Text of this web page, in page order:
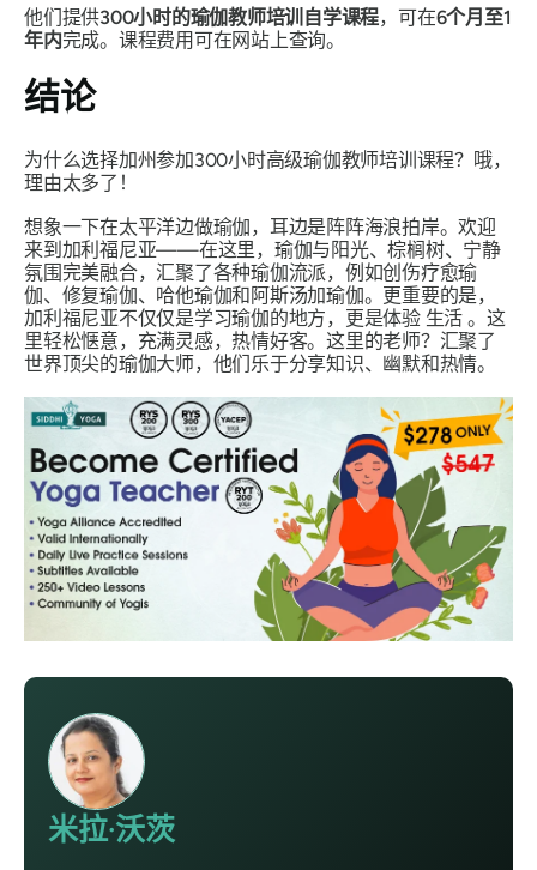
他们提供300小时的瑜伽教师培训自学课程，可在6个月至1
年内完成。课程费用可在网站上查询。
结论
为什么选择加州参加300小时高级瑜伽教师培训课程？哦，
理由太多了！
想象一下在太平洋边做瑜伽，耳边是阵阵海浪拍岸。欢迎
来到加利福尼亚——在这里，瑜伽与阳光、棕榈树、宁静
氛围完美融合，汇聚了各种瑜伽流派，例如创伤疗愈瑜
伽、修复瑜伽、哈他瑜伽和阿斯汤加瑜伽。更重要的是，
加利福尼亚不仅仅是学习瑜伽的地方，更是体验 生活 。这
里轻松惬意，充满灵感，热情好客。这里的老师？汇聚了
世界顶尖的瑜伽大师，他们乐于分享知识、幽默和热情。
米拉·沃茨